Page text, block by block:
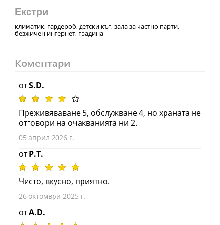
Екстри
климатик, гардероб, детски кът, зала за частно парти,
безжичен интернет, градина
Коментари
отS.D.
Преживяваване 5, обслужване 4, но храната не
отговори на очакванията ни 2.
05 април 2026 г.
отP.T.
Чисто, вкусно, приятно.
26 октомври 2025 г.
отA.D.